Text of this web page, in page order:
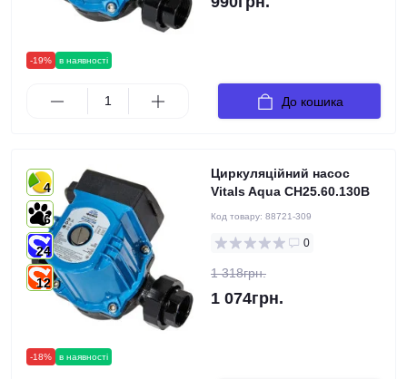
-19% в наявності
До кошика
-18% в наявності
4
6
24
12
Циркуляційний насос
Vitals Aqua CH25.60.130B
Код товару: 88721-309
0
1 318грн.
1 074грн.